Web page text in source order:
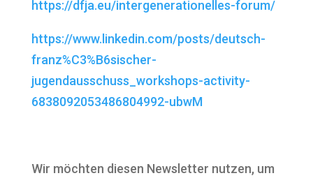
https://dfja.eu/intergenerationelles-forum/
https://www.linkedin.com/posts/deutsch-
franz%C3%B6sischer-
jugendausschuss_workshops-activity-
6838092053486804992-ubwM
Wir möchten diesen Newsletter nutzen, um